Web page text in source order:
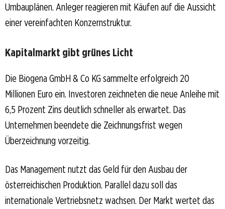
Umbauplänen. Anleger reagieren mit Käufen auf die Aussicht
einer vereinfachten Konzernstruktur.
Kapitalmarkt gibt grünes Licht
Die Biogena GmbH & Co KG sammelte erfolgreich 20
Millionen Euro ein. Investoren zeichneten die neue Anleihe mit
6,5 Prozent Zins deutlich schneller als erwartet. Das
Unternehmen beendete die Zeichnungsfrist wegen
Überzeichnung vorzeitig.
Das Management nutzt das Geld für den Ausbau der
österreichischen Produktion. Parallel dazu soll das
internationale Vertriebsnetz wachsen. Der Markt wertet das